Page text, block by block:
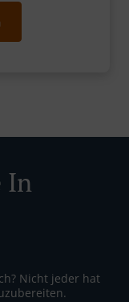
In
Nicht jeder hat